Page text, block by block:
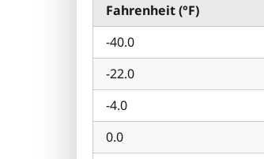
Fahrenheit (°F)
-40.0
-22.0
-4.0
0.0